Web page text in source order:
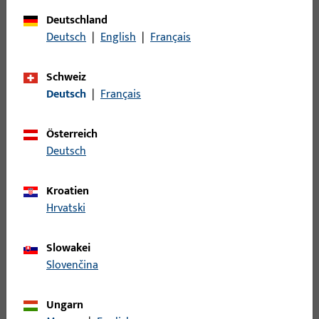
Bruttogewicht
Verpackungseinheit
Mindestbestelleinheit
Anmeldung
Bitte melden Sie sich mit Ihren Kundendaten an um eine
Preisinformation zu erhalten oder Artikel zu bestellen
Deutschland
Deutsch | English | Français
Schweiz
Deutsch | Français
Österreich
Deutsch
Kroatien
Hrvatski
Slowakei
Slovenčina
Ungarn